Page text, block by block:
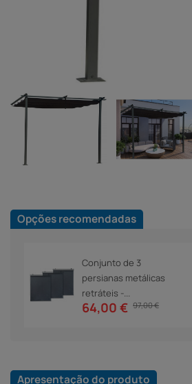
Opções recomendadas
Conjunto de 3
persianas metálicas
retráteis -...
64,00 € 97,00 €
Apresentação do produto